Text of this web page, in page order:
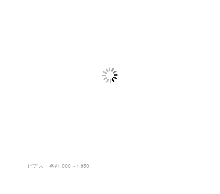
ピアス 各¥1,000～1,850